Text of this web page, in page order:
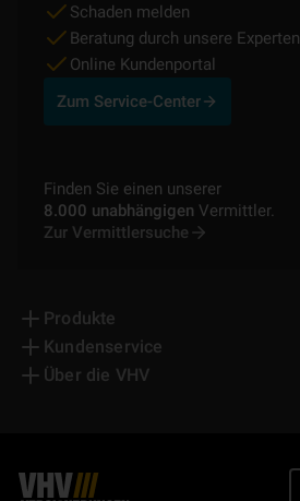
Schaden melden
Beratung durch unsere Experten
Online Kundenportal
Zum Service-Center
Finden Sie einen unserer
8.000 unabhängigen Vermittler.
Zur Vermittlersuche
Produkte
Kundenservice
Über die VHV